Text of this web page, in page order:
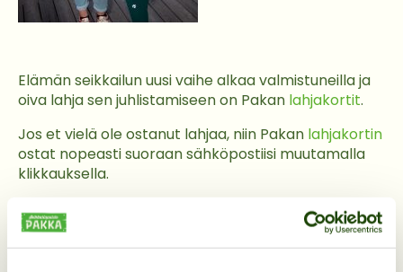
Elämän seikkailun uusi vaihe alkaa valmistuneilla ja
oiva lahja sen juhlistamiseen on Pakan lahjakortit.
Jos et vielä ole ostanut lahjaa, niin Pakan lahjakortin
ostat nopeasti suoraan sähköpostiisi muutamalla
klikkauksella.
Vinkkinä voimme suositella että Köysirataseikkailu ja
Mega Zipline – vaijeriliuku jäävät lahjansaajalle
mieleen lopuksi elämää!